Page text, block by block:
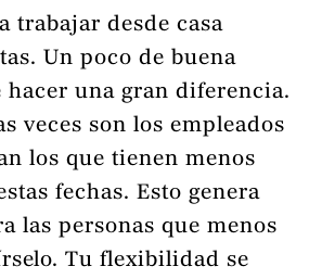
trabajar desde casa
Un poco de buena
hacer una gran diferencia.
veces son los empleados
los que tienen menos
fechas. Esto genera
las personas que menos
Tu flexibilidad se